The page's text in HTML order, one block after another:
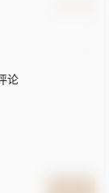
论